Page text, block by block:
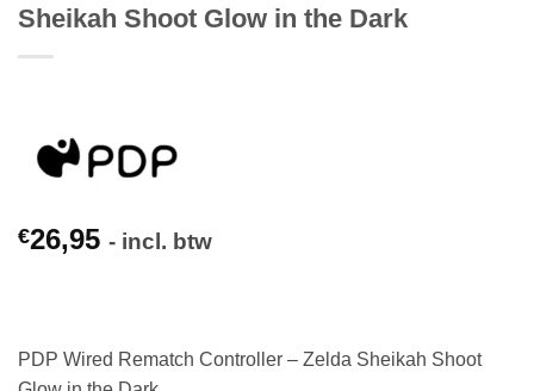
Sheikah Shoot Glow in the Dark
€26,95 - incl. btw
PDP Wired Rematch Controller – Zelda Sheikah Shoot